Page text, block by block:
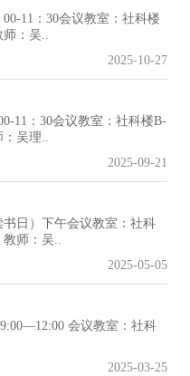
11：30会议教室：社科楼
师：吴..
2025-10-27
11：30会议教室：社科楼B-
：吴理..
2025-09-21
书日）下午会议教室：社科
教师：吴..
2025-05-05
会议教室：社科
2025-03-25